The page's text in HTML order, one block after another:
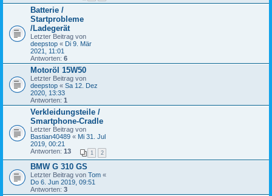
Batterie /
Startprobleme
/Ladegerät
Letzter Beitrag von
deepstop « Di 9. Mär
2021, 11:01
Antworten: 6
Motoröl 15W50
Letzter Beitrag von
deepstop « Sa 12. Dez
2020, 13:33
Antworten: 1
Verkleidungsteile /
Smartphone-Cradle
Letzter Beitrag von
Bastian40489 « Mi 31. Jul
2019, 00:21
Antworten: 13 1 2
BMW G 310 GS
Letzter Beitrag von Tom «
Do 6. Jun 2019, 09:51
Antworten: 3